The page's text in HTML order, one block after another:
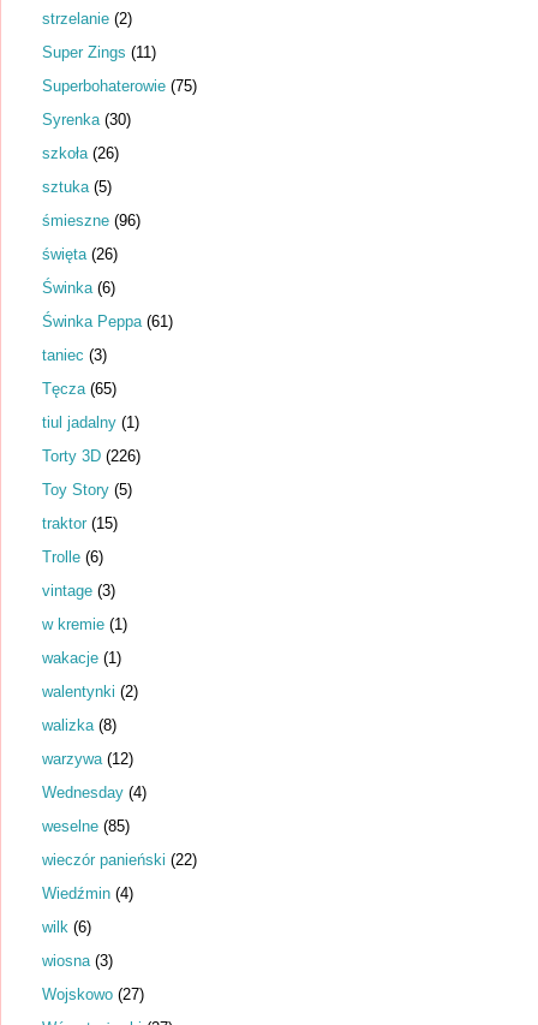
strzelanie (2)
Super Zings (11)
Superbohaterowie (75)
Syrenka (30)
szkoła (26)
sztuka (5)
śmieszne (96)
święta (26)
Świnka (6)
Świnka Peppa (61)
taniec (3)
Tęcza (65)
tiul jadalny (1)
Torty 3D (226)
Toy Story (5)
traktor (15)
Trolle (6)
vintage (3)
w kremie (1)
wakacje (1)
walentynki (2)
walizka (8)
warzywa (12)
Wednesday (4)
weselne (85)
wieczór panieński (22)
Wiedźmin (4)
wilk (6)
wiosna (3)
Wojskowo (27)